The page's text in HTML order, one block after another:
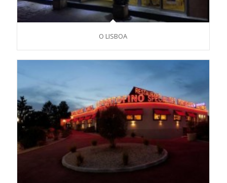
O LISBOA